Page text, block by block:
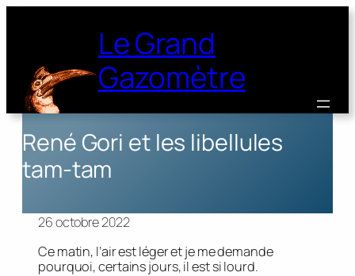
Le Grand
Gazomètre
René Gori et les libellules
tam-tam
26 octobre 2022
Ce matin, l’air est léger et je me demande
pourquoi, certains jours, il est si lourd.